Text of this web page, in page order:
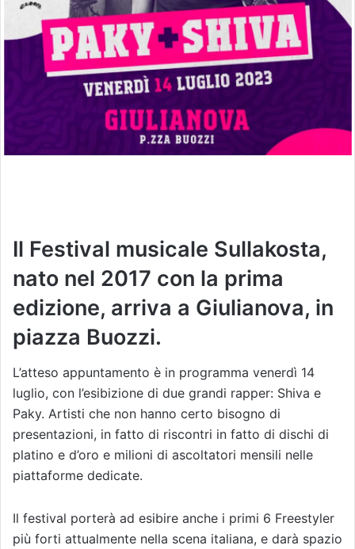
Il Festival musicale Sullakosta,
nato nel 2017 con la prima
edizione, arriva a Giulianova, in
piazza Buozzi.
L’atteso appuntamento è in programma venerdì 14
luglio, con l’esibizione di due grandi rapper: Shiva e
Paky. Artisti che non hanno certo bisogno di
presentazioni, in fatto di riscontri in fatto di dischi di
platino e d’oro e milioni di ascoltatori mensili nelle
piattaforme dedicate.
Il festival porterà ad esibire anche i primi 6 Freestyler
più forti attualmente nella scena italiana, e darà spazio